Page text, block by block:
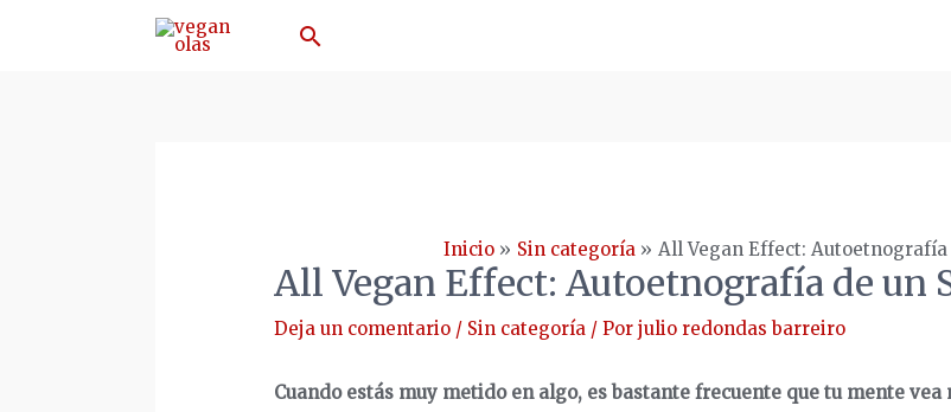
Buscar
Inicio Sin categoría All Vegan Effect:
All Vegan Effect: Autoetnografía de un
Deja un comentario / Sin categoría/ Por julio redondas barreiro
Cuando estás muy metido en algo, es bastante frecuente que tu mente vea